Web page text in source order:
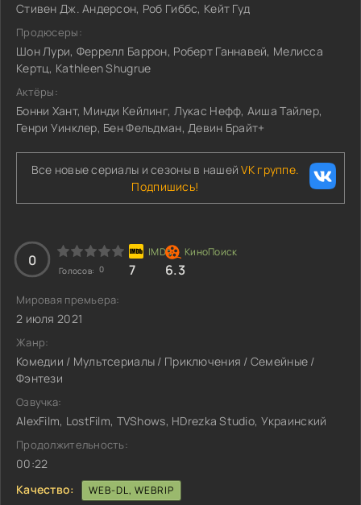
Стивен Дж. Андерсон, Роб Гиббс, Кейт Гуд
Продюсеры:
Шон Лури, Феррелл Баррон, Роберт Ганнавей, Мелисса
Кертц, Kathleen Shugrue
Актёры:
Бонни Хант, Минди Кейлинг, Лукас Нефф, Аиша Тайлер,
Генри Уинклер, Бен Фельдман, Девин Брайт+
Все новые сериалы и сезоны в нашейVK группе.
Подпишись!
0
Голосов: 0 7 6.3
Мировая премьера:
2 июля 2021
Жанр:
Комедии / Мультсериалы / Приключения / Семейные /
Фэнтези
Озвучка:
AlexFilm, LostFilm, TVShows, HDrezka Studio, Украинский
Продолжительность:
00:22
Качество:
WEB-DL, WEBRIP